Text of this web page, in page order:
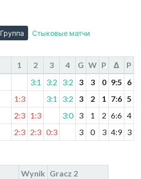
Группа Стыковые матчи
1 2 3 4 G W P Δ
P
3:1 3:2 3:2 3 3 0 9:5
6
1:3 3:1 3:2 3 2 1 7:6 5
2:3 1:3 3:0 3 1 2 6:6 4
2:3 2:3 0:3 3 0 3 4:9 3
Wynik Gracz 2